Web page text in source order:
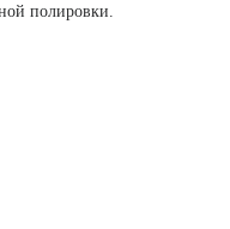
полировки.